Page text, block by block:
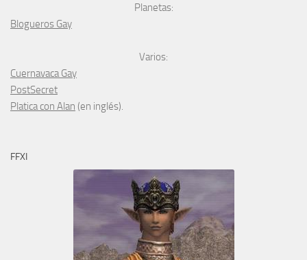
Planetas:
Blogueros Gay
Varios:
Cuernavaca Gay
PostSecret
Platica con Alan (en inglés).
FFXI